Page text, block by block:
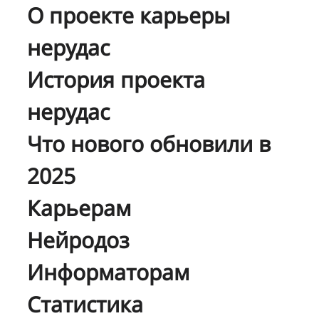
О проекте карьеры
нерудас
История проекта
нерудас
Что нового обновили в
2025
Карьерам
Нейродоз
Информаторам
Статистика